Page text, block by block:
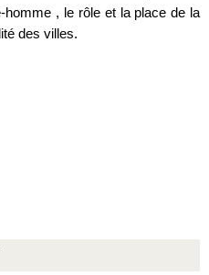
, le rôle et la place de la
des villes.